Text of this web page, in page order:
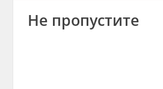
Не пропустите